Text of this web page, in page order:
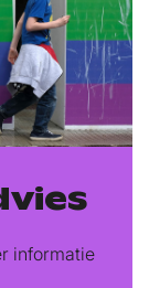
informatie